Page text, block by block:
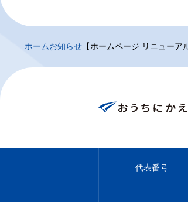
ホーム お知らせ 【ホームページ リニューア
代表番号